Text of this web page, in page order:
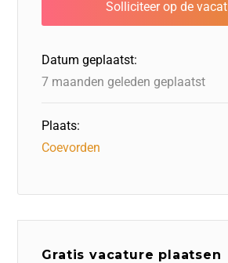
Datum geplaatst:
7 maanden geleden geplaatst
Plaats:
Coevorden
Gratis vacature plaatsen